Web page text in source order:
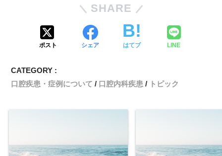
SHARE
ポスト シェア はてブ LINE
CATEGORY :
口腔疾患・症例について
口腔内科疾患 トピック